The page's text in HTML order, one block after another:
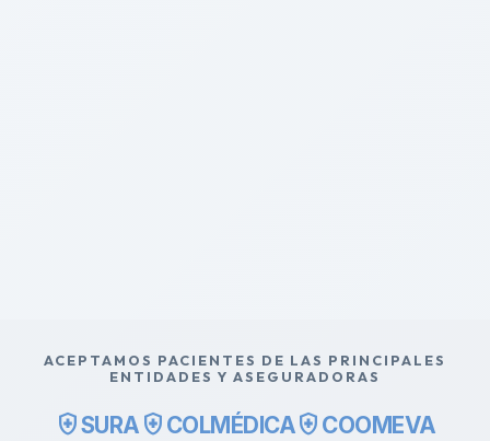
ACEPTAMOS PACIENTES DE LAS PRINCIPALES
ENTIDADES Y ASEGURADORAS
health_and_safetySURA health_and_safety COLMÉDICAhealth_and_safety COOMEVA